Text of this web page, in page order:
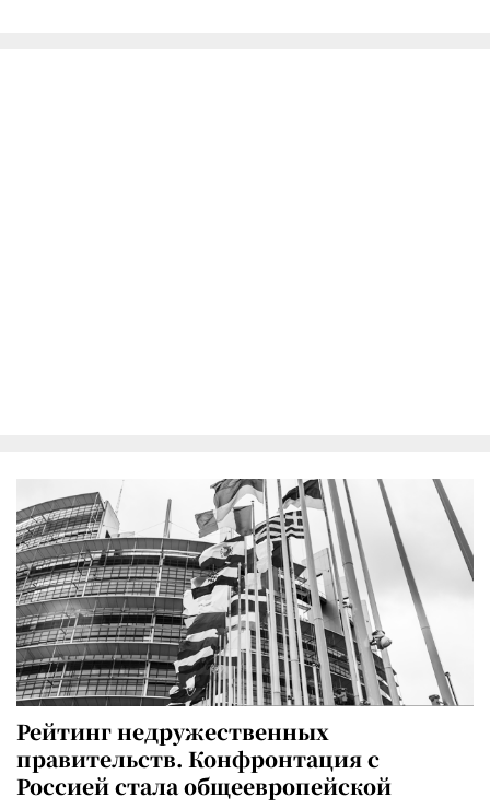
Рейтинг недружественных
правительств. Конфронтация с
Россией стала общеевропейской